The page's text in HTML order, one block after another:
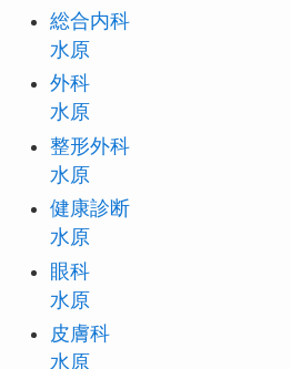
総合内科
水原
外科
水原
整形外科
水原
健康診断
水原
眼科
水原
皮膚科
水原